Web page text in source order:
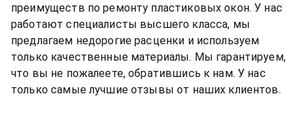
преимуществ по ремонту пластиковых окон. У нас
работают специалисты высшего класса, мы
предлагаем недорогие расценки и используем
только качественные материалы. Мы гарантируем,
что вы не пожалеете, обратившись к нам. У нас
только самые лучшие отзывы от наших клиентов.